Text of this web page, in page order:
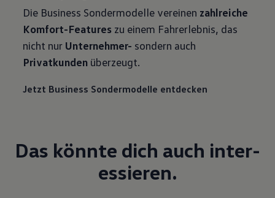
Die Business Sondermodelle vereinen zahlreiche
Komfort-Features zu einem Fahrerlebnis, das
nicht nur Unternehmer- sondern auch
Privatkunden überzeugt.
Jetzt Business Sondermodelle entdecken
Das könnte dich auch inter­
essieren.